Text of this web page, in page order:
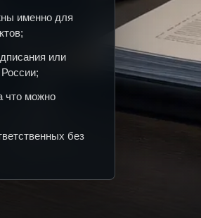
именно для
или
что можно
без